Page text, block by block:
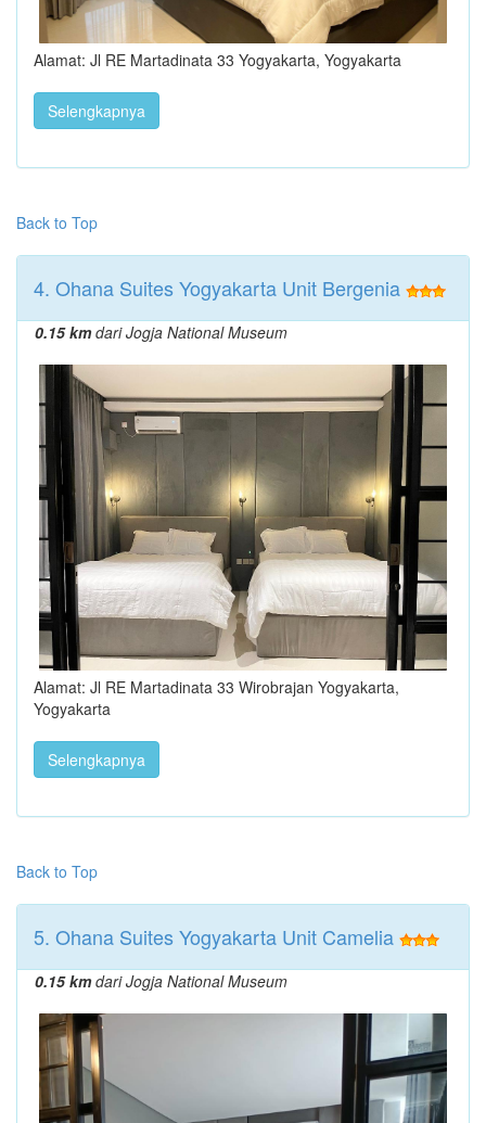
Alamat: Jl RE Martadinata 33 Yogyakarta, Yogyakarta
Selengkapnya
Back to Top
4. Ohana Suites Yogyakarta Unit Bergenia
0.15 kmdari Jogja National Museum
Alamat: Jl RE Martadinata 33 Wirobrajan Yogyakarta,
Yogyakarta
Selengkapnya
Back to Top
5. Ohana Suites Yogyakarta Unit Camelia
0.15 kmdari Jogja National Museum